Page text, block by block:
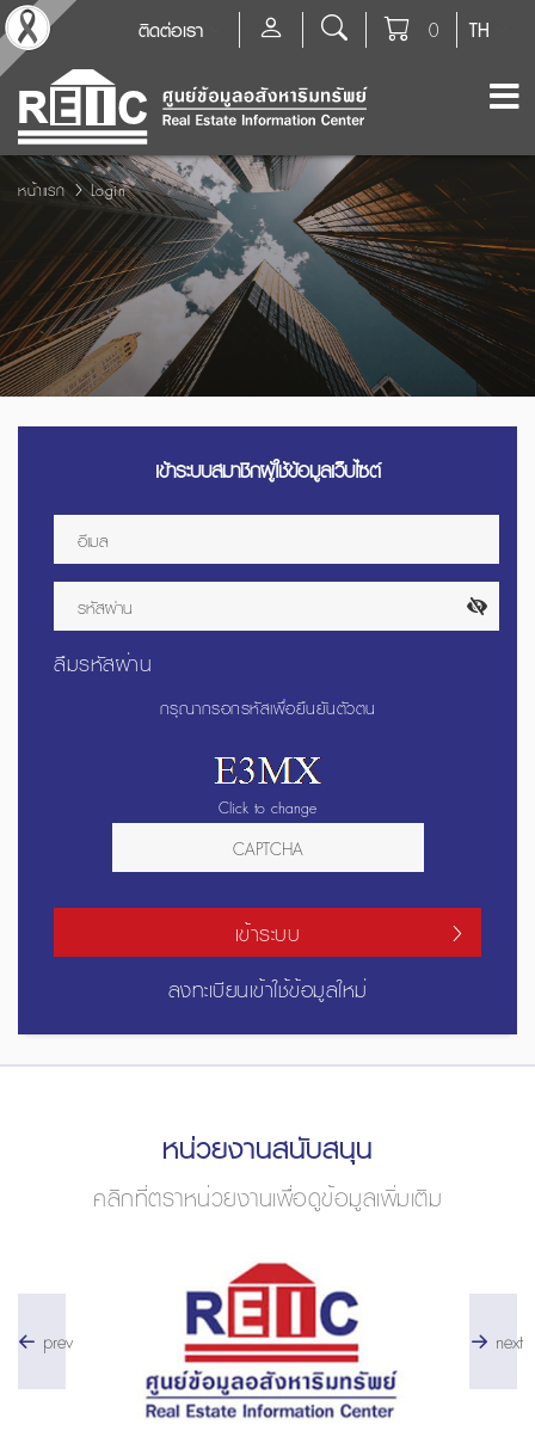
TH
0
ติดต่อเรา
หน้าแรก Login
เข้าระบบสมาชิกผู้ใช้ข้อมูลเว็บไซต์
ลืมรหัสผ่าน
กรุณากรอกรหัสเพื่อยืนยันตัวตน
Click to change
เข้าระบบ
ลงทะเบียนเข้าใช้ข้อมูลใหม่
หน่วยงานสนับสนุน
คลิกที่ตราหน่วยงานเพื่อดูข้อมูลเพิ่มเติม
prev next